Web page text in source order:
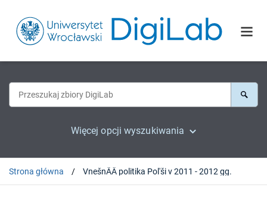
Więcej opcji wyszukiwania
Strona główna VnešnÂÂ politika Pol'ši v 2011 - 2012 gg.